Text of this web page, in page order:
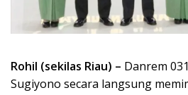
Rohil (sekilas Riau) – Danrem
Sugiyono secara langsung